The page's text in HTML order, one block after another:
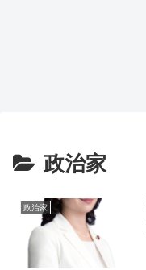
政治家
政治家